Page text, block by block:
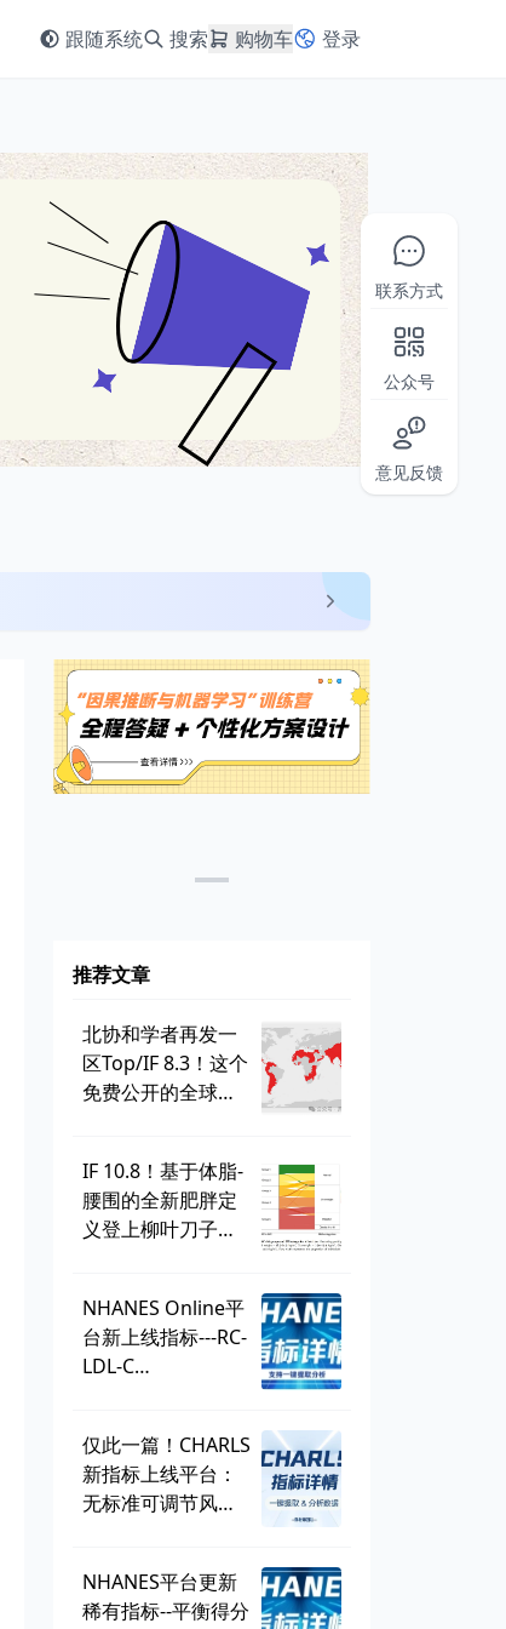
跟随系统 搜索 购物车 登录
联系方式
公众号
意见反馈
推荐文章
北协和学者再发一
区Top/IF 8.3！这个
免费公开的全球学
IF 10.8！基于体脂-
腰围的全新肥胖定
义登上柳叶刀子
总
NHANES Online平
台新上线指标---RC-
LDL-C
仅此一篇！CHARLS
新指标上线平台：
无标准可调节风险
NHANES平台更新
稀有指标--平衡得分